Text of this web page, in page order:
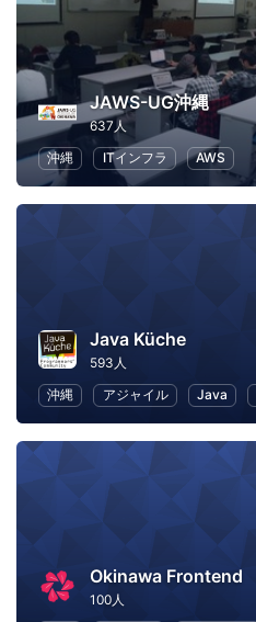
JAWS-UG沖縄
637人
沖縄
ITインフラ AWS
Java Küche
593人
沖縄
アジャイル Java
Okinawa Frontend
100人